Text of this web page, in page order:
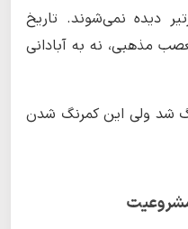
دیده نمی‌شوند. تاریخ
مذهبی، نه به آبادانی
شد ولی این کمرنگ شدن